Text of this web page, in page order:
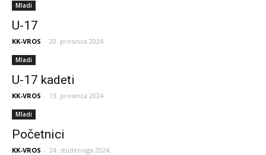
Mladi
U-17
KK-VROS - 20. prosinca 2024.
Mladi
U-17 kadeti
KK-VROS - 13. prosinca 2024.
Mladi
Početnici
KK-VROS - 24. studenoga 2024.